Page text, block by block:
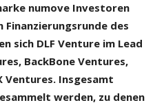
numove Investoren
des
sich DLF Venture im Lead
BackBone Ventures,
Ventures. Insgesamt
werden, zu denen